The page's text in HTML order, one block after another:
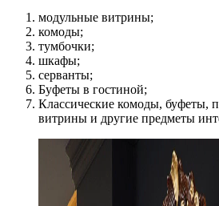
модульные витрины;
комоды;
тумбочки;
шкафы;
серванты;
Буфеты в гостиной;
Классические комоды, буфеты,
витрины и другие предметы